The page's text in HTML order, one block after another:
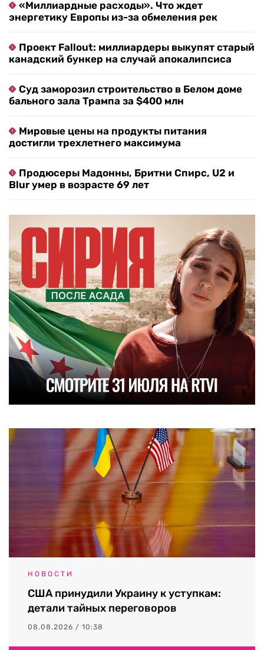
«Миллиардные расходы». Что ждет
энергетику Европы из-за обмеления рек
Проект Fallout: миллиардеры выкупят старый
канадский бункер на случай апокалипсиса
Суд заморозил строительство в Белом доме
бального зала Трампа за $400 млн
Мировые цены на продукты питания
достигли трехлетнего максимума
Продюсеры Мадонны, Бритни Спирс, U2 и
Blur умер в возрасте 69 лет
НОВОСТИ
США принудили Украину к уступкам:
детали тайных переговоров
08.08.2026 / 10:38